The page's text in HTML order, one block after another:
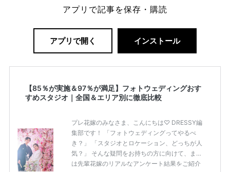
アプリで記事を保存・購読
アプリで開く インストール
【85％が実施＆97％が満足】フォトウェディングおす
すめスタジオ｜全国＆エリア別に徹底比較
プレ花嫁のみなさま、こんにちは♡ DRESSY編
集部です！ 「フォトウェディングってやるべ
き？」 「スタジオとロケーション、どっちが人
気？」 そんな疑問をお持ちの方に向けて、まず
は先輩花嫁のリアルなアンケート結果をご紹介